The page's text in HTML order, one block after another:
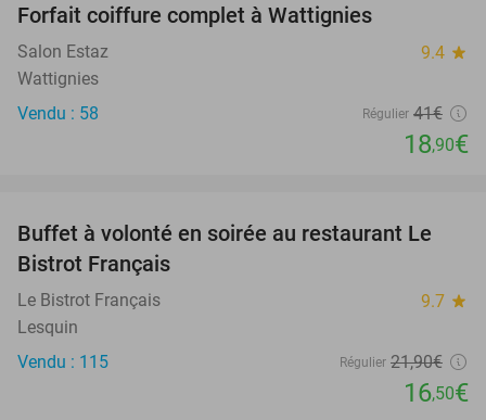
Forfait coiffure complet à Wattignies
Salon Estaz 9.4 star
Wattignies
Vendu : 58
Régulier 41€
18,90€
25%
Buffet à volonté en soirée au restaurant Le
Bistrot Français
Le Bistrot Français 9.7 star
Lesquin
Vendu : 115
Régulier 21,90€
16,50€